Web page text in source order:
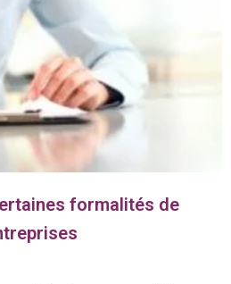
formalités de